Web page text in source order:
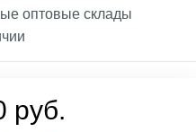
оптовые склады
руб.